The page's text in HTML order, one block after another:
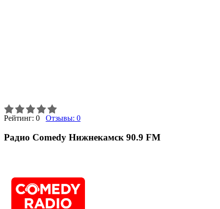
Рейтинг: 0 Отзывы: 0
Радио Comedy Нижнекамск 90.9 FM